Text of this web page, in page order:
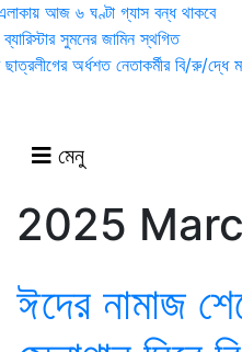
আজ ৬ ঘণ্টা গ্যাস বন্ধ থাকবে
সুমনের জামিন স্থগিত
ছাত্রলীগের অর্ধশত নেতাকর্মীর বি/রু/দ্ধে
মেনু
2025
ঈদের নামাজ